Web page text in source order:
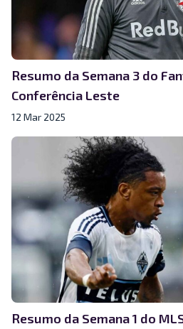
Resumo da Semana 3 do
Conferência Leste
12 Mar 2025
Resumo da Semana 1 do